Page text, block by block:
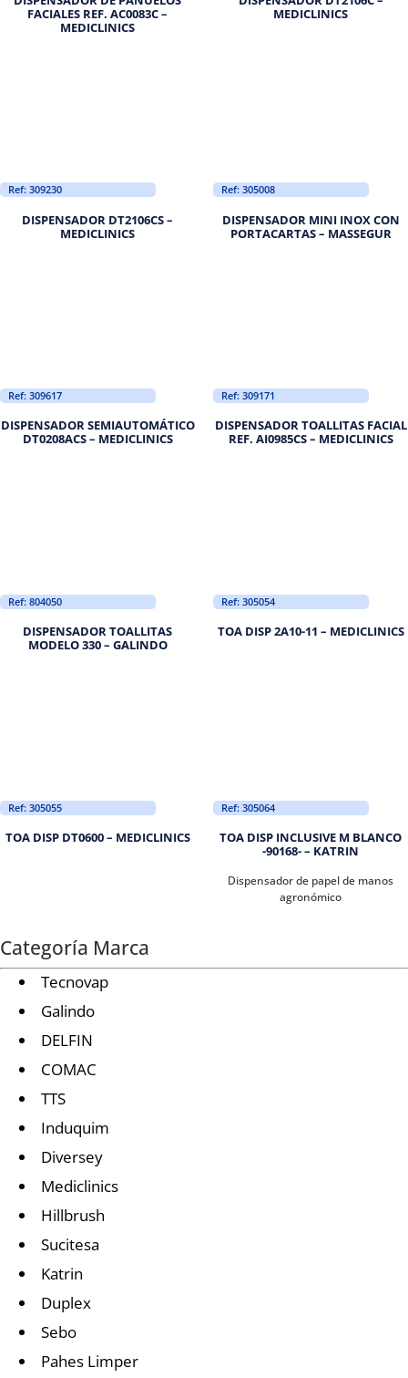
FACIALES REF. AC0083C –
MEDICLINICS
MEDICLINICS
Ref: 309230
DISPENSADOR DT2106CS –
MEDICLINICS
Ref: 305008
DISPENSADOR MINI INOX CON
PORTACARTAS – MASSEGUR
Ref: 309617
DISPENSADOR SEMIAUTOMÁTICO
DT0208ACS – MEDICLINICS
Ref: 309171
DISPENSADOR TOALLITAS FACIAL
REF. AI0985CS – MEDICLINICS
Ref: 804050
DISPENSADOR TOALLITAS
MODELO 330 – GALINDO
Ref: 305054
TOA DISP 2A10-11 – MEDICLINICS
Ref: 305055
TOA DISP DT0600 – MEDICLINICS
Ref: 305064
TOA DISP INCLUSIVE M BLANCO
-90168- – KATRIN
Dispensador de papel de manos
agronómico
Categoría Marca
Tecnovap
Galindo
DELFIN
COMAC
TTS
Induquim
Diversey
Mediclinics
Hillbrush
Sucitesa
Katrin
Duplex
Sebo
Pahes Limper